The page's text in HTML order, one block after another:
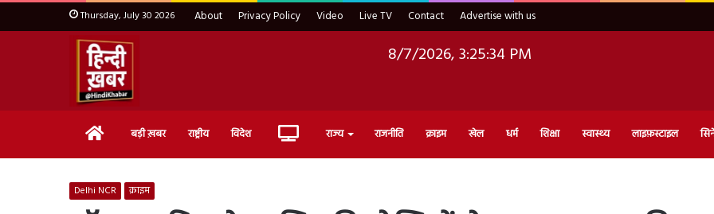
Thursday, July 30 2026 About Privacy Policy Video Live TV Contact Advertise with us
8/7/2026, 3:25:35 PM
Home बड़ी ख़बर राष्ट्रीय विदेश Live राज्य राजनीति क्राइम खेल धर्म शिक्षा स्वास्थ्य लाइफ़स्टाइल
Delhi NCR क्राइम